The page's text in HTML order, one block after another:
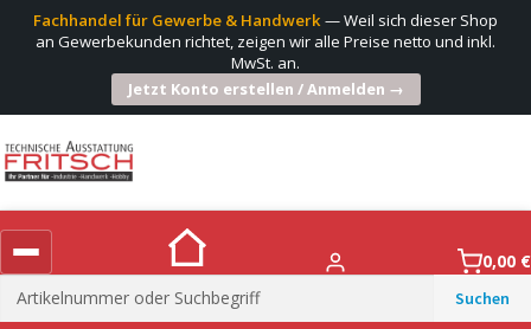
Fachhandel für Gewerbe & Handwerk— Weil sich dieser Shop
an Gewerbekunden richtet, zeigen wir alle Preise netto und inkl.
MwSt. an.
Jetzt Konto erstellen / Anmelden →
Suchen
nach:
0,00 €